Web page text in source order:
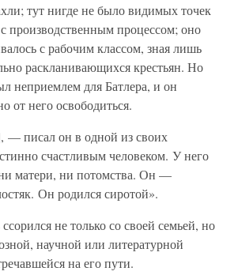
тут нигде не было видимых точек
производственным процессом; оно
с рабочим классом, зная лишь
раскланивающихся крестьян. Но
неприемлем для Батлера, и он
от него освободиться.
— писал он в одной из своих
счастливым человеком. У него
матери, ни потомства. Он —
Он родился сиротой».
не только со своей семьей, но
научной или литературной
на его пути.